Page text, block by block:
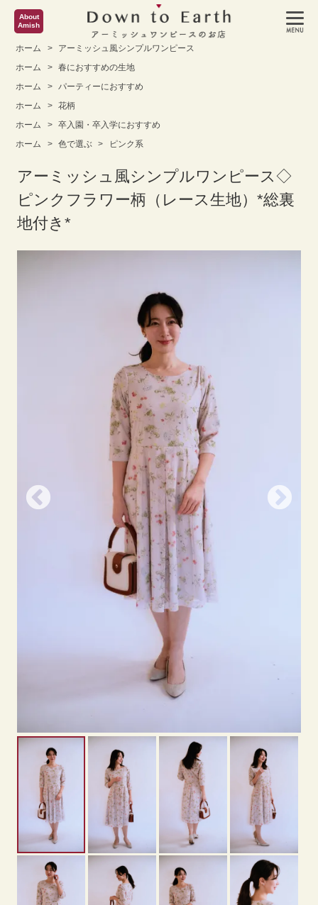
About
Amish
ホーム >
アーミッシュ風シンプルワンピース
ホーム
> 春におすすめの生地
ホーム
> パーティーにおすすめ
ホーム
> 花柄
ホーム
> 卒入園・卒入学におすすめ
ホーム
> 色で選ぶ > ピンク系
アーミッシュ風シンプルワンピース◇
ピンクフラワー柄（レース生地）*総裏
地付き*